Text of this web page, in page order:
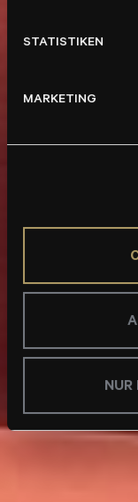
STATISTIKEN
MARKETING
NUR